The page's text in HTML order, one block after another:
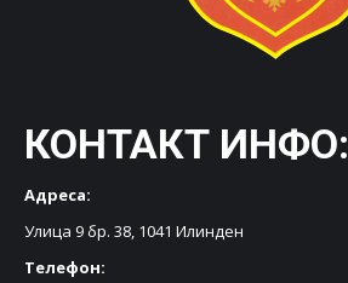
КОНТАКТ ИНФО:
Адреса:
Улица 9 бр. 38, 1041 Илинден
Телефон: